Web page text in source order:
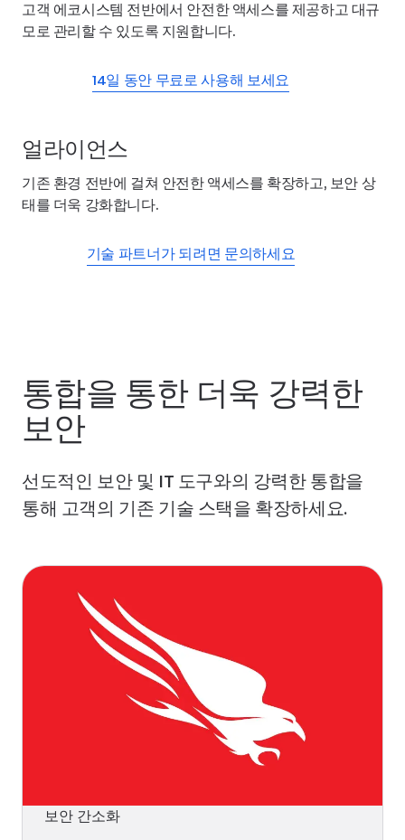
고객 에코시스템 전반에서 안전한 액세스를 제공하고 대규
모로 관리할 수 있도록 지원합니다.
14일 동안 무료로 사용해 보세요
얼라이언스
기존 환경 전반에 걸쳐 안전한 액세스를 확장하고, 보안 상
태를 더욱 강화합니다.
기술 파트너가 되려면 문의하세요
통합을 통한 더욱 강력한
보안
선도적인 보안 및 IT 도구와의 강력한 통합을
통해 고객의 기존 기술 스택을 확장하세요.
보안 간소화